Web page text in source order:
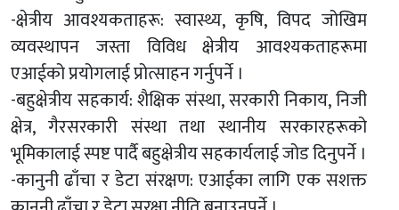
-क्षेत्रीय आवश्यकताहरू: स्वास्थ्य, कृषि, विपद जोखिम
व्यवस्थापन जस्ता विविध क्षेत्रीय आवश्यकताहरूमा
एआईको प्रयोगलाई प्रोत्साहन गर्नुपर्ने ।
-बहुक्षेत्रीय सहकार्य: शैक्षिक संस्था, सरकारी निकाय, निजी
क्षेत्र, गैरसरकारी संस्था तथा स्थानीय सरकारहरूको
भूमिकालाई स्पष्ट पार्दै बहुक्षेत्रीय सहकार्यलाई जोड दिनुपर्ने ।
-कानुनी ढाँचा र डेटा संरक्षण: एआईका लागि एक सशक्त